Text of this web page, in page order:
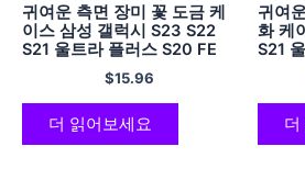
귀여운 측면 장미 꽃 도금 케
이스 삼성 갤럭시 S23 S22
S21 울트라 플러스 S20 FE
A54 A34 A14 A53 A23
A24 5G 범퍼 소프트 커버
$15.96
더 읽어보세요
귀여
화 케
S21
A53
고
더